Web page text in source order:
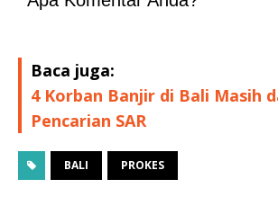
Baca juga:
4 Korban Banjir di Bali Masih
Pencarian SAR
BALI PROKES